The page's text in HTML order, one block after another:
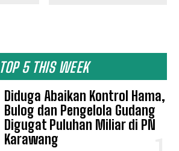
TOP 5 THIS WEEK
Diduga Abaikan Kontrol Hama,
Bulog dan Pengelola Gudang
Digugat Puluhan Miliar di PN
Karawang